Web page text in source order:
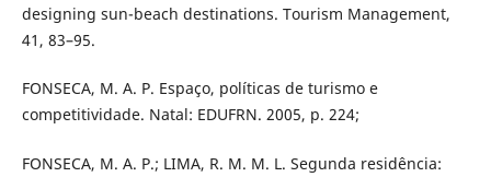
designing sun-beach destinations. Tourism Management,
41, 83–95.
FONSECA, M. A. P. Espaço, políticas de turismo e
competitividade. Natal: EDUFRN. 2005, p. 224;
FONSECA, M. A. P.; LIMA, R. M. M. L. Segunda residência: